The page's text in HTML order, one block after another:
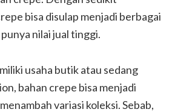
bisa disulap menjadi berbagai
nilai jual tinggi.
usaha butik atau sedang
bahan crepe bisa menjadi
variasi koleksi. Sebab,